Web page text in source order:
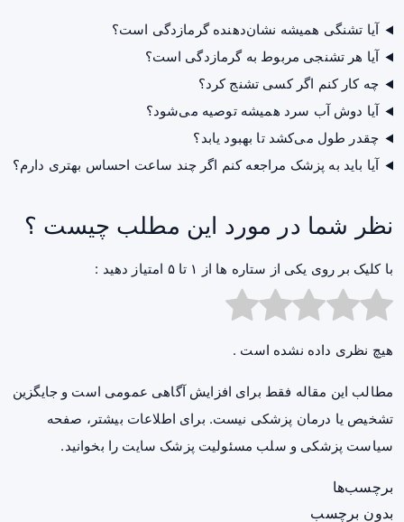
آیا تشنگی همیشه نشان‌دهنده گرمازدگی است؟
آیا هر تشنجی مربوط به گرمازدگی است؟
چه کار کنم اگر کسی تشنج کرد؟
آیا دوش آب سرد همیشه توصیه می‌شود؟
چقدر طول می‌کشد تا بهبود یابد؟
آیا باید به پزشک مراجعه کنم اگر چند ساعت احساس بهتری دارم؟
نظر شما در مورد این مطلب چیست ؟
با کلیک بر روی یکی از ستاره ها از ۱ تا ۵ امتیاز دهید :
هیچ نظری داده نشده است .
مطالب این مقاله فقط برای افزایش آگاهی عمومی است و جایگزین
تشخیص یا درمان پزشکی نیست. برای اطلاعات بیشتر، صفحه
سیاست پزشکی و سلب مسئولیت پزشک سایت را بخوانید.
برچسب‌ها
بدون برچسب